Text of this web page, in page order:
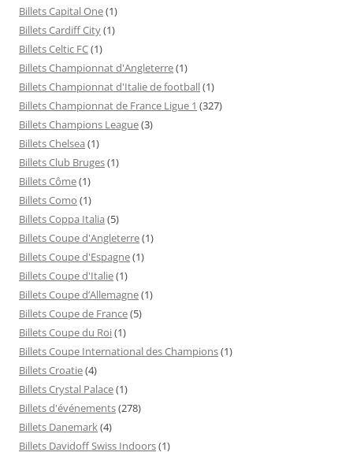
Billets Capital One(1)
Billets Cardiff City(1)
Billets Celtic FC(1)
Billets Championnat d'Angleterre(1)
Billets Championnat d'Italie de football(1)
Billets Championnat de France Ligue 1 (327)
Billets Champions League(3)
Billets Chelsea (1)
Billets Club Bruges(1)
Billets Côme(1)
Billets Como (1)
Billets Coppa Italia (5)
Billets Coupe d'Angleterre(1)
Billets Coupe d'Espagne(1)
Billets Coupe d'Italie(1)
Billets Coupe d’Allemagne(1)
Billets Coupe de France(5)
Billets Coupe du Roi(1)
Billets Coupe International des Champions(1)
Billets Croatie(4)
Billets Crystal Palace(1)
Billets d'événements(278)
Billets Danemark(4)
Billets Davidoff Swiss Indoors(1)